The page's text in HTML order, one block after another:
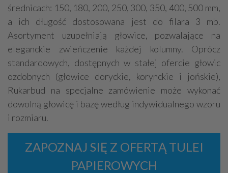
średnicach: 150, 180, 200, 250, 300, 350, 400, 500 mm,
a ich długość dostosowana jest do filara 3 mb.
Asortyment uzupełniają głowice, pozwalające na
eleganckie zwieńczenie każdej kolumny. Oprócz
standardowych, dostępnych w stałej ofercie głowic
ozdobnych (głowice doryckie, korynckie i jońskie),
Rukarbud na specjalne zamówienie może wykonać
dowolną głowicę i bazę według indywidualnego wzoru
i rozmiaru.
ZAPOZNAJ SIĘ Z OFERTĄ TULEI
PAPIEROWYCH